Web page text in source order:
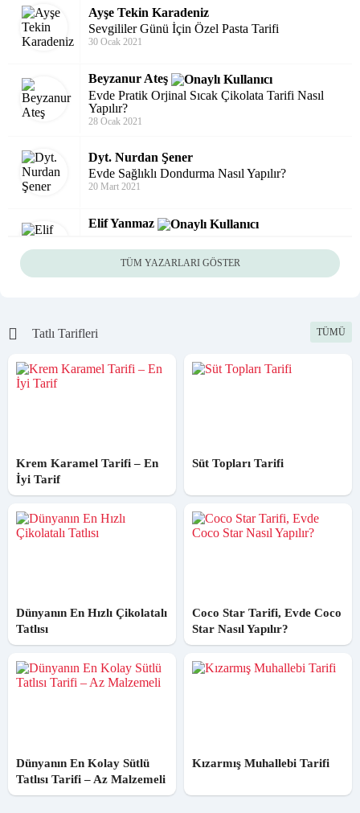
30 Ocak 2021
Beyzanur Ateş
Yapılır?
28 Ocak 2021
Dyt. Nurdan Şener
20 Mart 2021
Elif Yanmaz
Tarifi
11 Ekim 2021
İclal Erkan
Soslu Güveç Köfte Tarifi, Bayılacağınız Bir
Melike Küçükkoçan
Yok
17 Temmuz 2020
Patates Püresi Yatağında Rosto Köfte Tarifi
16 Mart 2021
Yavuz Çetin
Bilinen Acuka Tarifini Unutun, Bu Acukaya
Bayılacaksınız
28 Mayıs 2021
TÜM YAZARLARI GÖSTER
Tatlı Tarifleri TÜMÜ
Krem Karamel Tarifi – En
İyi Tarif
Süt Topları Tarifi
Dünyanın En Hızlı Çikolatalı
Tatlısı
Coco Star Tarifi, Evde Coco
Star Nasıl Yapılır?
Dünyanın En Kolay Sütlü
Tatlısı Tarifi – Az Malzemeli
Kızarmış Muhallebi Tarifi